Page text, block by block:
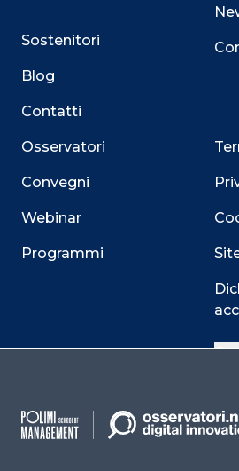
Sostenitori
Blog
Contatti
Osservatori
Convegni
Webinar
Programmi
Facebook